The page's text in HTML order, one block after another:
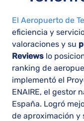
El Aeropuerto de
eficiencia y
valoraciones y su
Reviews lo
ranking de
implementó el
ENAIRE, el gestor
España. Logró
de aproximación y